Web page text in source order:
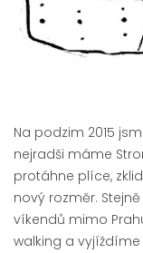
Na podzim 2015
nejradši máme
protáhne plíce,
nový rozměr.
víkendů mimo
walking a